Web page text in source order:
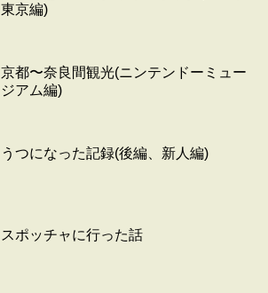
東京編)
京都〜奈良間観光(ニンテンドーミュー
ジアム編)
うつになった記録(後編、新人編)
スポッチャに行った話